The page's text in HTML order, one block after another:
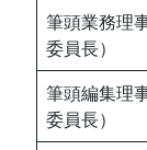
筆頭業務理
委員長）
筆頭編集理
委員長）